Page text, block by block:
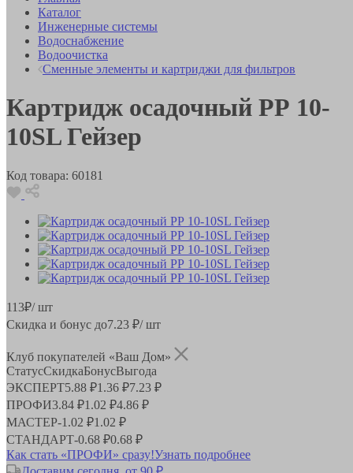
Каталог
Инженерные системы
Водоснабжение
Водоочистка
Сменные элементы и картриджи для фильтров
Картридж осадочный РР 10-
10SL Гейзер
Код товара: 60181
113₽/ шт
Скидка и бонус до7.23 ₽/ шт
Клуб покупателей «Ваш Дом»
СтатусСкидкаБонусВыгода
ЭКСПЕРТ5.88 ₽1.36 ₽7.23 ₽
ПРОФИ3.84 ₽1.02 ₽4.86 ₽
МАСТЕР-1.02 ₽1.02 ₽
СТАНДАРТ-0.68 ₽0.68 ₽
Как стать «ПРОФИ» сразу!Узнать подробнее